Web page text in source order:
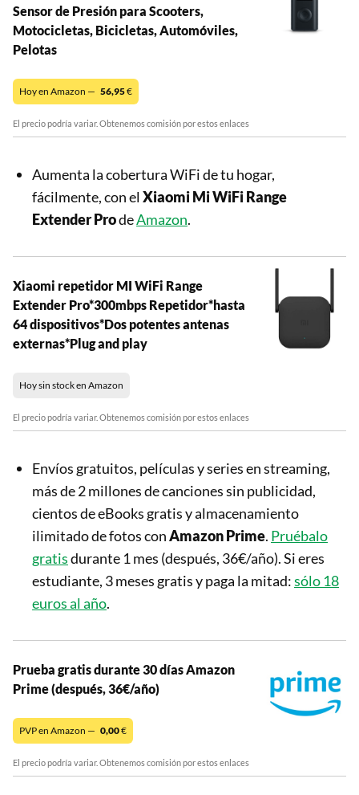
Sensor de Presión para Scooters,
Motocicletas, Bicicletas, Automóviles,
Pelotas
Hoy en Amazon — 56,95€
El precio podría variar. Obtenemos comisión por estos enlaces
Aumenta la cobertura WiFi de tu hogar,
fácilmente, con el Xiaomi Mi WiFi Range
Extender ProdeAmazon.
Xiaomi repetidor MI WiFi Range
Extender Pro*300mbps Repetidor*hasta
64 dispositivos*Dos potentes antenas
externas*Plug and play
Hoy sin stock en Amazon
El precio podría variar. Obtenemos comisión por estos enlaces
Envíos gratuitos, películas y series en streaming,
más de 2 millones de canciones sin publicidad,
cientos de eBooks gratis y almacenamiento
ilimitado de fotos conAmazon Prime. Pruébalo
gratisdurante 1 mes (después, 36€/año). Si eres
estudiante, 3 meses gratis y paga la mitad:sólo 18
euros al año.
Prueba gratis durante 30 días Amazon
Prime (después, 36€/año)
PVP en Amazon — 0,00€
El precio podría variar. Obtenemos comisión por estos enlaces